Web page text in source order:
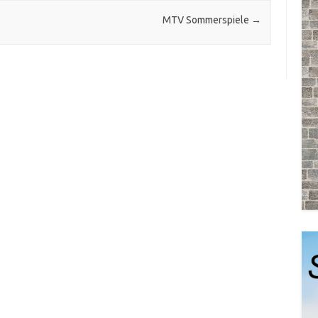
MTV Sommerspiele →